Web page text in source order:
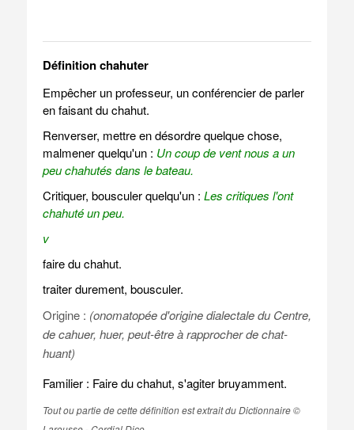
Définition chahuter
Empêcher un professeur, un conférencier de parler
en faisant du chahut.
Renverser, mettre en désordre quelque chose,
malmener quelqu'un : Un coup de vent nous a un
peu chahutés dans le bateau.
Critiquer, bousculer quelqu'un : Les critiques l'ont
chahuté un peu.
v
faire du chahut.
traiter durement, bousculer.
Origine : (onomatopée d'origine dialectale du Centre,
de cahuer, huer, peut-être à rapprocher de chat-
huant)
Familier : Faire du chahut, s'agiter bruyamment.
Tout ou partie de cette définition est extrait du Dictionnaire ©